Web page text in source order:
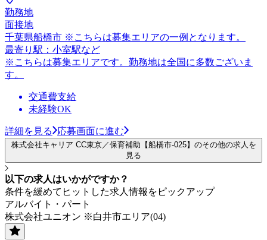
勤務地
面接地
千葉県船橋市 ※こちらは募集エリアの一例となります。
最寄り駅：小室駅など
※こちらは募集エリアです。勤務地は全国に多数ございま
す。
交通費支給
未経験OK
詳細を見る 応募画面に進む
株式会社キャリア CC東京／保育補助【船橋市-025】のその他の求人を
見る
以下の求人はいかがですか？
条件を緩めてヒットした求人情報をピックアップ
アルバイト・パート
株式会社ユニオン ※白井市エリア(04)